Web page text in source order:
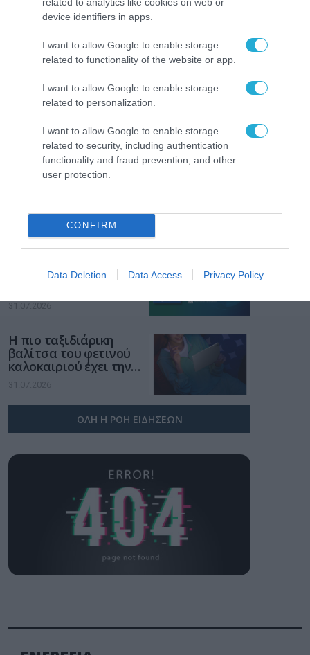
device identifiers in apps.
I want to allow Google to enable storage
related to functionality of the website or app.
I want to allow Google to enable storage
related to personalization.
I want to allow Google to enable storage
related to security, including authentication
functionality and fraud prevention, and other
user protection.
CONFIRM
Data Deletion Data Access Privacy Policy
Το χρηματοδοτούμενο
από την ΕΕ έργο “The
Gaming Police”
ενισχύει την ασφάλεια
διαδίκτυο
ΑΑΔΕ: Διευκρινίσεις
παραβάσεις που
αφορούν τους ΦΗΜ
31.07.2026
Σ. Καλαφάτης: «Η
νέα τεχνολογία, είναι
μια νέα βιομηχανική
επανάσταση»
για τη χρηματοδότηση
επιχειρήσεων στον
χώρο της άμυνας
31.07.2026
Η πιο ταξιδιάρικη
βαλίτσα του φετινού
καλοκαιριού έχει την
υπογραφή της Xiaomi
31.07.2026
ΟΛΗ Η ΡΟΗ ΕΙΔΗΣΕΩΝ